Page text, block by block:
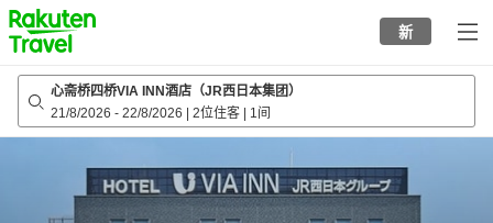
to
top
page
新
心斋桥四桥VIA INN酒店（JR西日本集团）
21/8/2026 - 22/8/2026 2位住客 1间